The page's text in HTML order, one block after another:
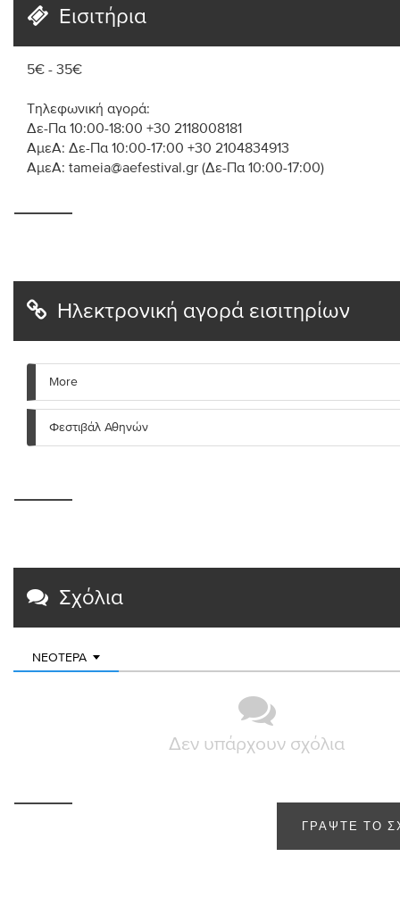
Εισιτήρια
5€ - 35€
Τηλεφωνική αγορά:
Δε-Πα 10:00-18:00 +30 2118008181
ΑμεΑ: Δε-Πα 10:00-17:00 +30 2104834913
ΑμεΑ: tameia@aefestival.gr (Δε-Πα 10:00-17:00)
Ηλεκτρονική αγορά εισιτηρίων
More
Φεστιβάλ Αθηνών
Σχόλια
ΝΕΌΤΕΡΑ
Δεν υπάρχουν σχόλια
ΓΡΆΨΤΕ ΤΟ